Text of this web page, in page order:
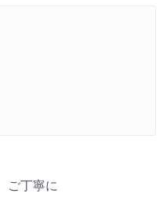
ご丁寧に